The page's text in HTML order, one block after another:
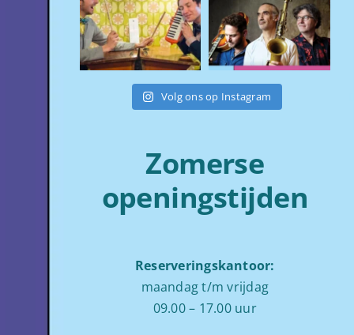
Volg ons op Instagram
Zomerse
openingstijden
Reserveringskantoor:
maandag t/m vrijdag
09.00 – 17.00 uur